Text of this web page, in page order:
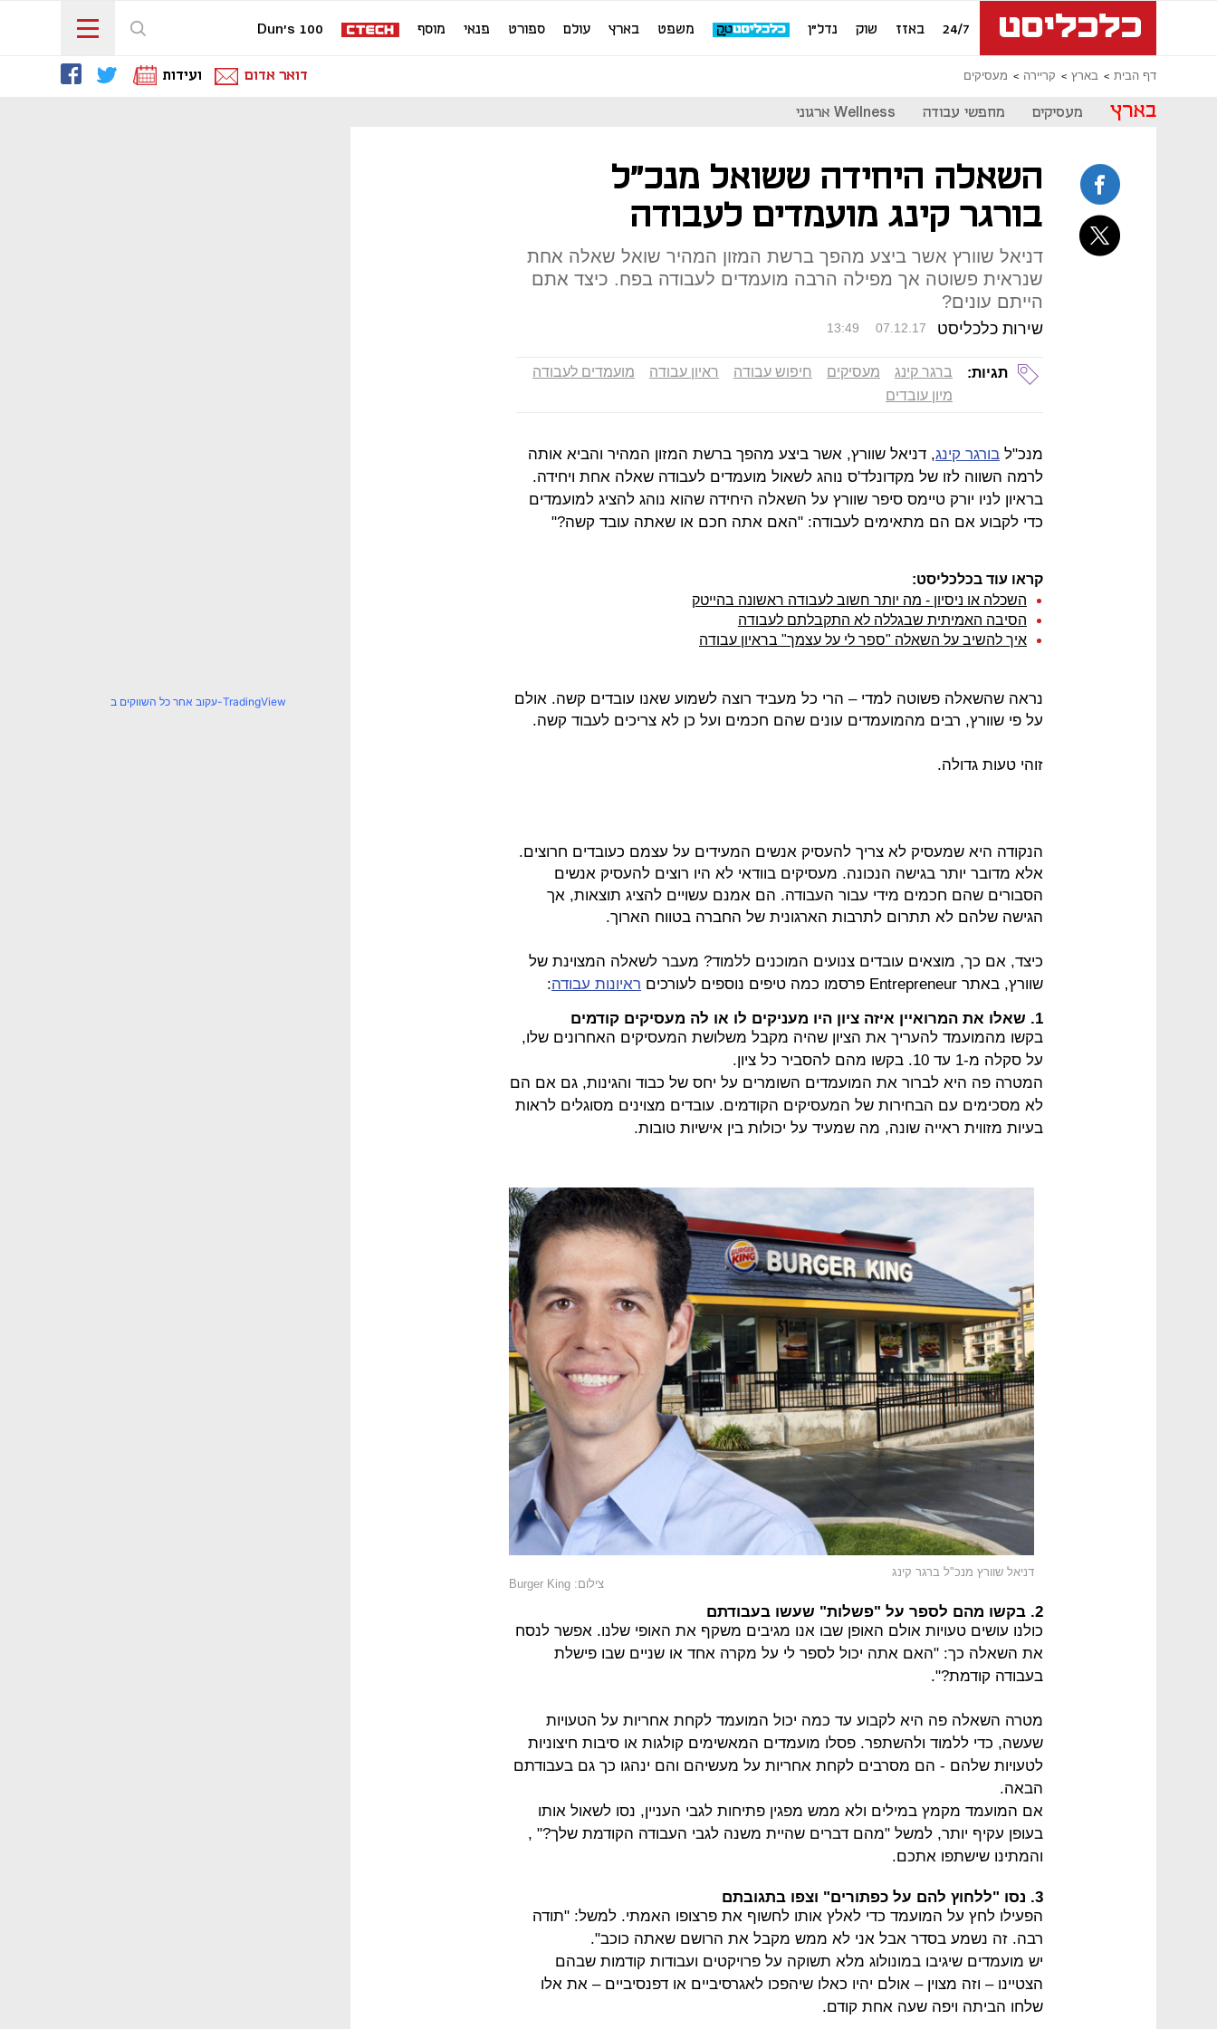
24/7 באזז שוק נדל"ן משפט בארץ עולם ספורט פנאי מוסף Dun's 100
דף הבית בארץ קריירה מעסיקים דואר אדום ועידות
בארץ מעסיקים מחפשי עבודה Wellness ארגוני
השאלה היחידה ששואל מנכ"ל
בורגר קינג מועמדים לעבודה
דניאל שוורץ אשר ביצע מהפך ברשת המזון המהיר שואל שאלה אחת
שנראית פשוטה אך מפילה הרבה מועמדים לעבודה בפח. כיצד אתם
הייתם עונים?
שירות כלכליסט 13:49 07.12.17
תגיות: ברגר קינג מעסיקים חיפוש עבודה ראיון עבודה
מועמדים לעבודה
מיון עובדים
מנכ"ל בורגר קינג, דניאל שוורץ, אשר ביצע מהפך ברשת המזון המהיר והביא אותה
לרמה השווה לזו של מקדונלד'ס נוהג לשאול מועמדים לעבודה שאלה אחת ויחידה.
בראיון לניו יורק טיימס סיפר שוורץ על השאלה היחידה שהוא נוהג להציג למועמדים
כדי לקבוע אם הם מתאימים לעבודה: "האם אתה חכם או שאתה עובד קשה?"
קראו עוד בכלכליסט:
השכלה או ניסיון - מה יותר חשוב לעבודה ראשונה בהייטק
הסיבה האמיתית שבגללה לא התקבלתם לעבודה
איך להשיב על השאלה "ספר לי על עצמך" בראיון עבודה
נראה שהשאלה פשוטה למדי – הרי כל מעביד רוצה לשמוע שאנו עובדים קשה. אולם
על פי שוורץ, רבים מהמועמדים עונים שהם חכמים ועל כן לא צריכים לעבוד קשה.
זוהי טעות גדולה.
הנקודה היא שמעסיק לא צריך להעסיק אנשים המעידים על עצמם כעובדים חרוצים.
אלא מדובר יותר בגישה הנכונה. מעסיקים בוודאי לא היו רוצים להעסיק אנשים
הסבורים שהם חכמים מידי עבור העבודה. הם אמנם עשויים להציג תוצאות, אך
הגישה שלהם לא תתרום לתרבות הארגונית של החברה בטווח הארוך.
כיצד, אם כך, מוצאים עובדים צנועים המוכנים ללמוד? מעבר לשאלה המצוינת של
שוורץ, באתר Entrepreneur פרסמו כמה טיפים נוספים לעורכים
ראיונות עבודה:
1. שאלו את המרואיין איזה ציון היו מעניקים לו או לה מעסיקים קודמים
בקשו מהמועמד להעריך את הציון שהיה מקבל משלושת המעסיקים האחרונים שלו,
על סקלה מ-1 עד 10. בקשו מהם להסביר כל ציון.
המטרה פה היא לברור את המועמדים השומרים על יחס של כבוד והגינות, גם אם הם
לא מסכימים עם הבחירות של המעסיקים הקודמים. עובדים מצוינים מסוגלים לראות
בעיות מזווית ראייה שונה, מה שמעיד על יכולות בין אישיות טובות.
דניאל שוורץ מנכ"ל ברגר קינג
צילום: Burger King
2. בקשו מהם לספר על "פשלות" שעשו בעבודתם
כולנו עושים טעויות אולם האופן שבו אנו מגיבים משקף את האופי שלנו. אפשר לנסח
את השאלה כך: "האם אתה יכול לספר לי על מקרה אחד או שניים שבו פישלת
בעבודה קודמת?".
מטרה השאלה פה היא לקבוע עד כמה יכול המועמד לקחת אחריות על הטעויות
שעשה, כדי ללמוד ולהשתפר. פסלו מועמדים המאשימים קולגות או סיבות חיצוניות
לטעויות שלהם - הם מסרבים לקחת אחריות על מעשיהם והם ינהגו כך גם בעבודתם
הבאה.
אם המועמד מקמץ במילים ולא ממש מפגין פתיחות לגבי העניין, נסו לשאול אותו
בעופן עקיף יותר, למשל "מהם דברים שהיית משנה לגבי העבודה הקודמת שלך?" ,
והמתינו שישתפו אתכם.
3. נסו "ללחוץ להם על כפתורים" וצפו בתגובתם
הפעילו לחץ על המועמד כדי לאלץ אותו לחשוף את פרצופו האמתי. למשל: "תודה
רבה. זה נשמע בסדר אבל אני לא ממש מקבל את הרושם שאתה כוכב".
יש מועמדים שיגיבו במונולוג מלא תשוקה על פרויקטים ועבודות קודמות שבהם
הצטיינו – וזה מצוין – אולם יהיו כאלו שיהפכו לאגרסיביים או דפנסיביים – את אלו
שלחו הביתה ויפה שעה אחת קודם.
עקוב אחר כל השווקים ב-TradingView